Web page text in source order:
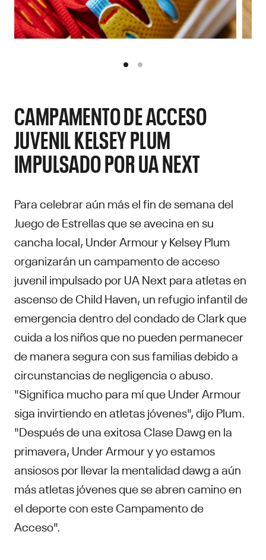
CAMPAMENTO DE ACCESO
JUVENIL KELSEY PLUM
IMPULSADO POR UA NEXT
Para celebrar aún más el fin de semana del
Juego de Estrellas que se avecina en su
cancha local, Under Armour y Kelsey Plum
organizarán un campamento de acceso
juvenil impulsado por UA Next para atletas en
ascenso de Child Haven, un refugio infantil de
emergencia dentro del condado de Clark que
cuida a los niños que no pueden permanecer
de manera segura con sus familias debido a
circunstancias de negligencia o abuso.
"Significa mucho para mí que Under Armour
siga invirtiendo en atletas jóvenes", dijo Plum.
"Después de una exitosa Clase Dawg en la
primavera, Under Armour y yo estamos
ansiosos por llevar la mentalidad dawg a aún
más atletas jóvenes que se abren camino en
el deporte con este Campamento de
Acceso".